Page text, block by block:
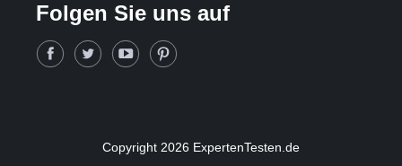
Folgen Sie uns auf
Copyright 2026 ExpertenTesten.de